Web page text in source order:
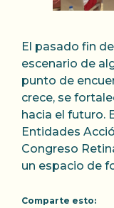
El pasado fin
escenario de
punto de
crece, se
hacia el futuro.
Entidades
Congreso
un espacio de
Comparte esto: